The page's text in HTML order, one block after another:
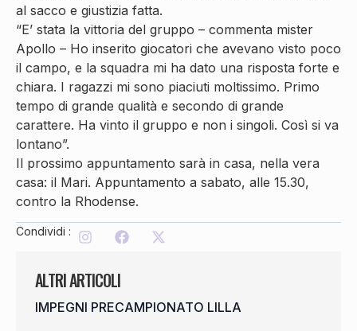
ALTRI ARTICOLI
IMPEGNI PRECAMPIONATO LILLA
al sacco e giustizia fatta.
“E’ stata la vittoria del gruppo – commenta mister
Apollo – Ho inserito giocatori che avevano visto poco
il campo, e la squadra mi ha dato una risposta forte e
chiara. I ragazzi mi sono piaciuti moltissimo. Primo
tempo di grande qualità e secondo di grande
carattere. Ha vinto il gruppo e non i singoli. Così si va
lontano”.
Il prossimo appuntamento sarà in casa, nella vera
casa: il Mari. Appuntamento a sabato, alle 15.30,
contro la Rhodense.
Condividi :